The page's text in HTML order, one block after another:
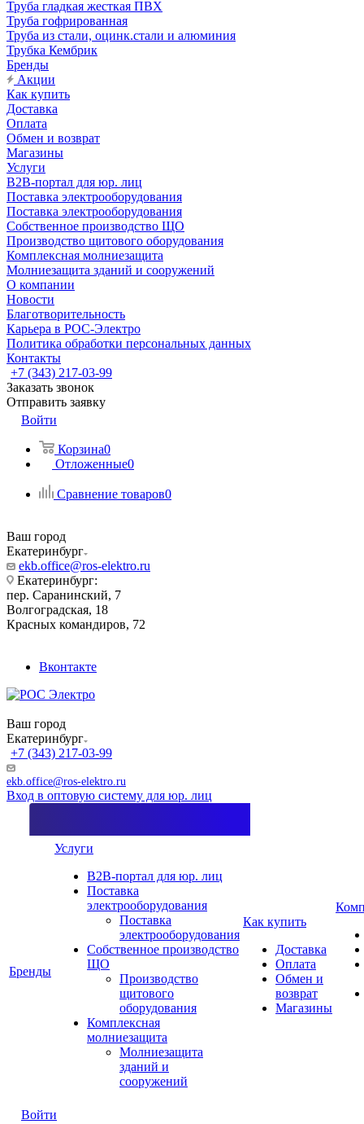
Труба гладкая жесткая ПВХ
Труба гофрированная
Труба из стали, оцинк.стали и алюминия
Трубка Кембрик
Бренды
Акции
Как купить
Доставка
Оплата
Обмен и возврат
Магазины
Услуги
B2B-портал для юр. лиц
Поставка электрооборудования
Поставка электрооборудования
Собственное производство ЩО
Производство щитового оборудования
Комплексная молниезащита
Молниезащита зданий и сооружений
О компании
Новости
Благотворительность
Карьера в РОС-Электро
Политика обработки персональных данных
Контакты
+7 (343) 217-03-99
Заказать звонок
Отправить заявку
Войти
Корзина0
Отложенные0
Сравнение товаров0
Ваш город
Екатеринбург
ekb.office@ros-elektro.ru
Екатеринбург:
пер. Саранинский, 7
Волгоградская, 18
Красных командиров, 72
Вконтакте
Ваш город
Екатеринбург
+7 (343) 217-03-99
ekb.office@ros-elektro.ru
Вход в оптовую систему для юр. лиц
Бренды
Услуги
B2B-портал для юр. лиц
Поставка
электрооборудования
Поставка
электрооборудования
Собственное производство
ЩО
Производство
щитового
оборудования
Комплексная
молниезащита
Молниезащита
зданий и
сооружений
Как купить
Доставка
Оплата
Обмен и
возврат
Магазины
Войти